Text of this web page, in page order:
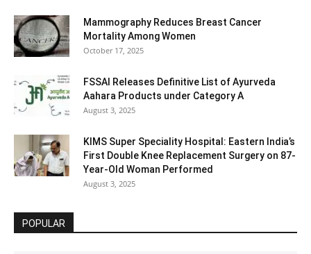
Mammography Reduces Breast Cancer
Mortality Among Women
October 17, 2025
FSSAI Releases Definitive List of Ayurveda
Aahara Products under Category A
August 3, 2025
KIMS Super Speciality Hospital: Eastern India’s
First Double Knee Replacement Surgery on 87-
Year-Old Woman Performed
August 3, 2025
POPULAR